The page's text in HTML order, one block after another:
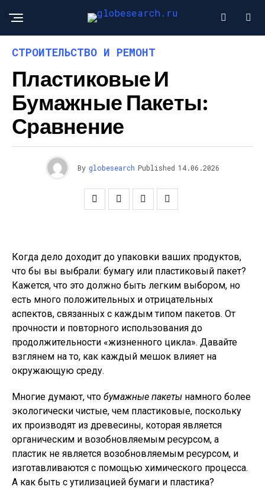
СТРОИТЕЛЬСТВО И РЕМОНТ
Пластиковые И
Бумажные Пакеты:
Сравнение
By globesearch Published 14.06.2026
Когда дело доходит до упаковки ваших продуктов,
что бы вы выбрали: бумагу или пластиковый пакет?
Кажется, что это должно быть легким выбором, но
есть много положительных и отрицательных
аспектов, связанных с каждым типом пакетов. От
прочности и повторного использования до
продолжительности «жизненного цикла». Давайте
взглянем на то, как каждый мешок влияет на
окружающую среду.
Многие думают, что бумажные пакеты намного более
экологически чистые, чем пластиковые, поскольку
их производят из древесины, которая является
органическим и возобновляемым ресурсом, а
пластик не является возобновляемым ресурсом, и
изготавливаются с помощью химического процесса.
А как быть с утилизацией бумаги и пластика?